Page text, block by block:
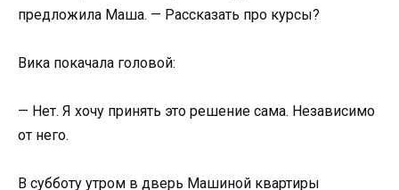
предложила Маша. — Рассказать про курсы?
Вика покачала головой:
— Нет. Я хочу принять это решение сама. Независимо
от него.
В субботу утром в дверь Машиной квартиры